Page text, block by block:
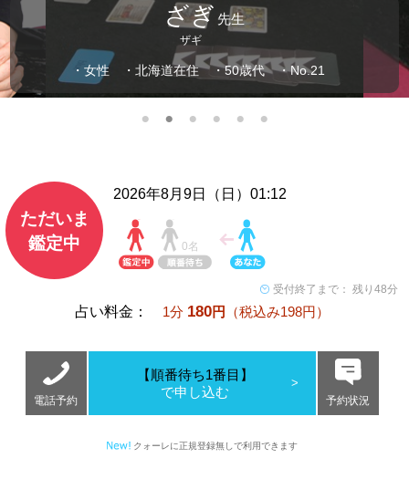
ざぎ 先生
ザギ
・女性 ・北海道在住 ・50歳代 ・No.21
ただいま
鑑定中
2026年8月9日（日）01:12
0名
受付終了まで： 残り48分
占い料金： 1分 180円 （税込み198円）
電話予約
【順番待ち1番目】
で申し込む
予約状況
クォーレに正規登録無しで利用できます